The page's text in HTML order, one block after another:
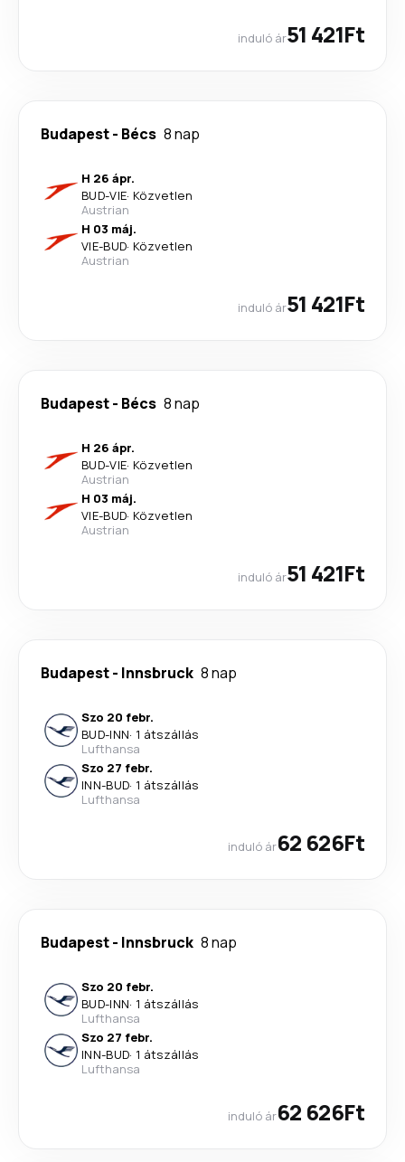
induló ár51 421Ft
Budapest- Bécs 8 nap
H 26 ápr.
BUD-VIE· Közvetlen
Austrian
H 03 máj.
VIE-BUD· Közvetlen
Austrian
induló ár51 421Ft
Budapest- Bécs 8 nap
H 26 ápr.
BUD-VIE· Közvetlen
Austrian
H 03 máj.
VIE-BUD· Közvetlen
Austrian
induló ár51 421Ft
Budapest- Innsbruck 8 nap
Szo 20 febr.
BUD-INN· 1 átszállás
Lufthansa
Szo 27 febr.
INN-BUD· 1 átszállás
Lufthansa
induló ár62 626Ft
Budapest- Innsbruck 8 nap
Szo 20 febr.
BUD-INN· 1 átszállás
Lufthansa
Szo 27 febr.
INN-BUD· 1 átszállás
Lufthansa
induló ár62 626Ft